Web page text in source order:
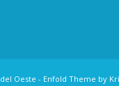
Oeste - Enfold Theme by